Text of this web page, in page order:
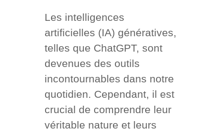
Les intelligences
artificielles (IA) génératives,
telles que ChatGPT, sont
devenues des outils
incontournables dans notre
quotidien. Cependant, il est
crucial de comprendre leur
véritable nature et leurs